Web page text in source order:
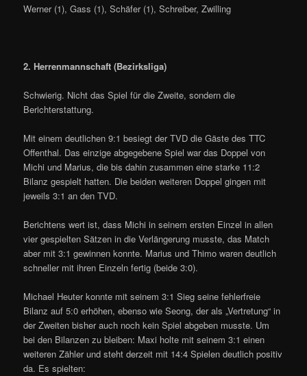
Werner (1), Gass (1), Schäfer (1), Schreiber, Zwilling
2. Herrenmannschaft (Bezirksliga)
Schwierig. Nicht das Spiel für die Zweite, sondern die
Berichterstattung.
Mit einem deutlichen 9:1 besiegt der TVD die Gäste des TTC
Offenthal. Das einzige abgegebene Spiel war das Doppel von
Michi und Marius, die bis dahin zusammen eine starke 11:2
Bilanz gespielt hatten. Die beiden weiteren Doppel gingen mit
jeweils 3:1 an den TVD.
Berichtens wert ist, dass Michi in seinem ersten Einzel in allen
vier gespielten Sätzen in die Verlängerung musste, das Match
aber mit 3:1 gewinnen konnte. Marius und Thimo waren deutlich
schneller mit ihren Einzeln fertig (beide 3:0).
Michael Heuter konnte mit seinem 3:1 Sieg seine fehlerfreie
Bilanz auf 5:0 erhöhen, ebenso wie Seong, der als „Vertretung“ in
der Zweiten bisher auch noch kein Spiel abgeben musste. Um
bei den Bilanzen zu bleiben: Maxi holte mit seinem 3:1 einen
weiteren Zähler und steht derzeit mit 14:4 Spielen deutlich positiv
da. Es spielten: